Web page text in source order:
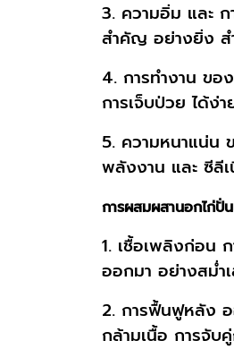
3. ความอิ่ม และ
สำคัญ อย่างยิ่ง ส
4. การทำงาน ขอ
การเจ็บป่วย ได้ง่
5. ความหนาแน่น
พลังงาน และ ซีลี
การผสมผสานอกไก่ปั่
1. เชื้อเพลิงก่อน
ออกมา อย่างสม่ำ
2. การฟื้นฟูหลัง อ
กล้ามเนื้อ การจับ